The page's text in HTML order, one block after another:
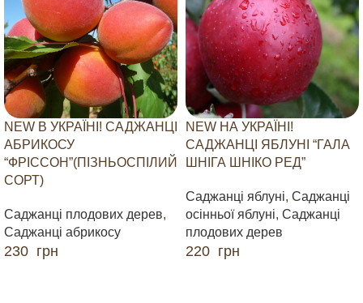
NEW В УКРАЇНІ! САДЖАНЦІ
АБРИКОСУ
“ФРІССОН”(ПІЗНЬОСПІЛИЙ
СОРТ)
Саджанці плодових дерев,
Саджанці абрикосу
230 грн
NEW НА УКРАЇНІ!
САДЖАНЦІ ЯБЛУНІ “ГАЛА
ШНІГА ШНІКО РЕД”
Саджанці яблуні, Саджанці
осінньої яблуні, Саджанці
плодових дерев
220 грн